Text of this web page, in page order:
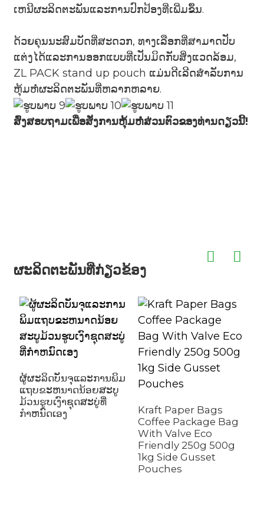
ເຫນີຜະລິດຕະພັນແລະການປົກປ້ອງທີ່ເພີ່ມຂຶ້ນ.
ດ້ວຍຄຸນນະສົມບັດທີ່ສະດວກ, ທາງເລືອກທີ່ສາມາດປັບ
ແຕ່ງໄດ້ແລະການອອກແບບທີ່ເປັນມິດກັບສິ່ງແວດລ້ອມ,
ZL PACK stand up pouch ແມ່ນດີເລີດສໍາລັບການ
ຫຸ້ມຫໍ່ຜະລິດຕະພັນທີ່ຫລາກຫລາຍ.
ສົ່ງສອບຖາມເພື່ອສັ່ງການຫຸ້ມຫໍ່ສ່ວນຕົວຂອງທ່ານດຽວນີ້!
ຜະລິດຕະພັນທີ່ກ່ຽວຂ້ອງ
ຜູ້ຜະລິດບັນຈຸແລະການພິມ
ແຖບຂະຫນາດນ້ອຍສະບູ
ມ້ວນຮູບເງົາຊຸດສະບູ່ທີ່
ກໍາຫນົດເອງ
Kraft Paper Bags
Coffee Package Bag
With Valve Eco
Friendly 250g 500g
1kg Side Gusset
Pouches